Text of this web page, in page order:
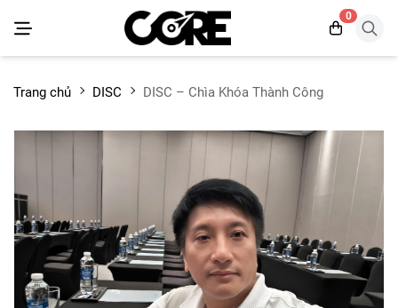
0
Trang chủ DISC DISC – Chìa Khóa Thành Công